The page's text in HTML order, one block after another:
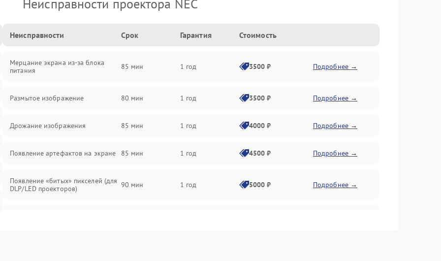
Неисправности проектора NEC
Неисправности Срок Гарантия Стоимость
Мерцание экрана из-за блока
питания
85 мин 1 год 3500 ₽ Подробнее →
Размытое изображение 80 мин 1 год 3500 ₽ Подробнее →
Дрожание изображения 85 мин 1 год 4000 ₽ Подробнее →
Появление артефактов на экране 85 мин 1 год 4500 ₽ Подробнее →
Появление «битых» пикселей (для
DLP/LED проекторов)
90 мин 1 год 5000 ₽ Подробнее →